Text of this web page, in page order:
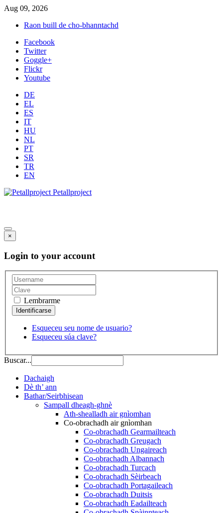
Aug 09, 2026
Raon buill de cho-bhanntachd
Facebook
Twitter
Goggle+
Flickr
Youtube
DE
EL
ES
IT
HU
NL
PT
SR
TR
EN
Petallproject
×
Login to your account
Lembrarme
Esqueceu seu nome de usuario?
Esqueceu súa clave?
Buscar...
Dachaigh
Dè th’ ann
Bathar/Seirbhisean
Sampall dheagh-ghnè
Ath-shealladh air gnìomhan
Co-obrachadh air gnìomhan
Co-obrachadh Gearmailteach
Co-obrachadh Greugach
Co-obrachadh Ungaireach
Co-obrachadh Albannach
Co-obrachadh Turcach
Co-obrachadh Sèirbeach
Co-obrachadh Portagaileach
Co-obrachadh Duitsis
Co-obrachadh Eadailteach